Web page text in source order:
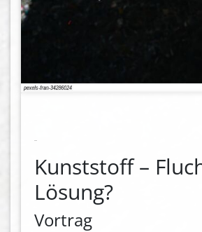
Kunststoff –
Lösung?
Vortrag